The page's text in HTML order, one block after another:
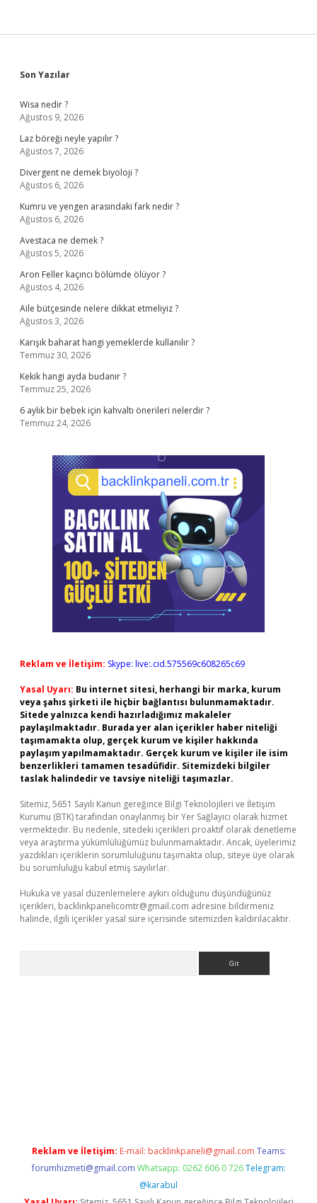
Sidebar
Son Yazılar
Wisa nedir ?
Ağustos 9, 2026
Laz böreği neyle yapılır ?
Ağustos 7, 2026
Divergent ne demek biyoloji ?
Ağustos 6, 2026
Kumru ve yengen arasındaki fark nedir ?
Ağustos 6, 2026
Avestaca ne demek ?
Ağustos 5, 2026
Aron Feller kaçıncı bölümde ölüyor ?
Ağustos 4, 2026
Aile bütçesinde nelere dikkat etmeliyiz ?
Ağustos 3, 2026
Karışık baharat hangi yemeklerde kullanılır ?
Temmuz 30, 2026
Kekik hangi ayda budanır ?
Temmuz 25, 2026
6 aylık bir bebek için kahvaltı önerileri nelerdir ?
Temmuz 24, 2026
Reklam ve İletişim: Skype: live:.cid.575569c608265c69
Yasal Uyarı: Bu internet sitesi, herhangi bir marka, kurum
veya şahıs şirketi ile hiçbir bağlantısı bulunmamaktadır.
Sitede yalnızca kendi hazırladığımız makaleler
paylaşılmaktadır. Burada yer alan içerikler haber niteliği
taşımamakta olup, gerçek kurum ve kişiler hakkında
paylaşım yapılmamaktadır. Gerçek kurum ve kişiler ile isim
benzerlikleri tamamen tesadüfidir. Sitemizdeki bilgiler
taslak halindedir ve tavsiye niteliği taşımazlar.
Sitemiz, 5651 Sayılı Kanun gereğince Bilgi Teknolojileri ve İletişim
Kurumu (BTK) tarafından onaylanmış bir Yer Sağlayıcı olarak hizmet
vermektedir. Bu nedenle, sitedeki içerikleri proaktif olarak denetleme
veya araştırma yükümlülüğümüz bulunmamaktadır. Ancak, üyelerimiz
yazdıkları içeriklerin sorumluluğunu taşımakta olup, siteye üye olarak
bu sorumluluğu kabul etmiş sayılırlar.
Hukuka ve yasal düzenlemelere aykırı olduğunu düşündüğünüz
içerikleri, backlinkpanelicomtr@gmail.com adresine bildirmeniz
halinde, ilgili içerikler yasal süre içerisinde sitemizden kaldırılacaktır.
Reklam ve İletişim: E-mail: backlinkpaneli@gmail.com Teams:
forumhizmeti@gmail.com Whatsapp: 0262 606 0 726 Telegram:
@karabul